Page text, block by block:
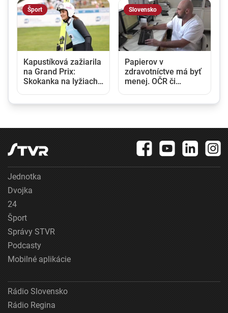
Šport
Kapustíková zažiarila
na Grand Prix:
Skokanka na lyžiach
Slovensko
Papierov v
zdravotníctve má byť
menej. OČR či
Jednotka
Dvojka
24
Šport
Správy STVR
Podcasty
Mobilné aplikácie
Rádio Slovensko
Rádio Regina